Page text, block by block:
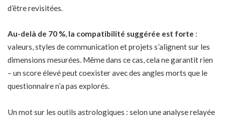
d’être revisitées.
Au-delà de 70 %, la compatibilité suggérée est forte :
valeurs, styles de communication et projets s’alignent sur les
dimensions mesurées. Même dans ce cas, cela ne garantit rien
– un score élevé peut coexister avec des angles morts que le
questionnaire n’a pas explorés.
Un mot sur les outils astrologiques : selon une analyse relayée